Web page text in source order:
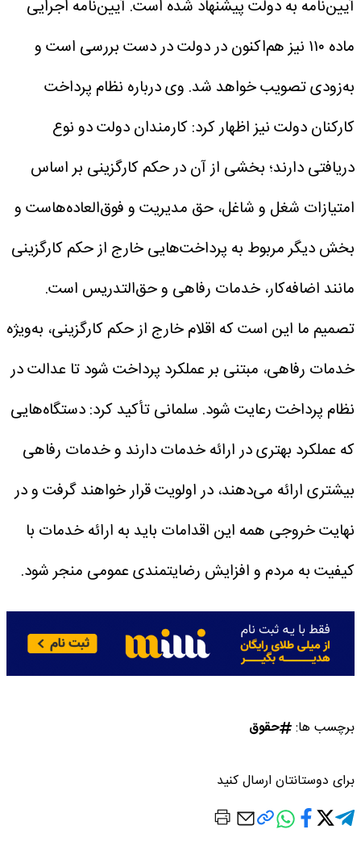
آیین‌نامه به دولت پیشنهاد شده است. آیین‌نامه اجرایی
ماده ۱۱۰ نیز هم‌اکنون در دولت در دست بررسی است و
به‌زودی تصویب خواهد شد. وی درباره نظام پرداخت
کارکنان دولت نیز اظهار کرد: کارمندان دولت دو نوع
دریافتی دارند؛ بخشی از آن در حکم کارگزینی بر اساس
امتیازات شغل و شاغل، حق مدیریت و فوق‌العاده‌هاست و
بخش دیگر مربوط به پرداخت‌هایی خارج از حکم کارگزینی
مانند اضافه‌کار، خدمات رفاهی و حق‌التدریس است.
تصمیم ما این است که اقلام خارج از حکم کارگزینی، به‌ویژه
خدمات رفاهی، مبتنی بر عملکرد پرداخت شود تا عدالت در
نظام پرداخت رعایت شود. سلمانی تأکید کرد: دستگاه‌هایی
که عملکرد بهتری در ارائه خدمات دارند و خدمات رفاهی
بیشتری ارائه می‌دهند، در اولویت قرار خواهند گرفت و در
نهایت خروجی همه این اقدامات باید به ارائه خدمات با
کیفیت به مردم و افزایش رضایتمندی عمومی منجر شود.
برچسب ها: حقوق
برای دوستانتان ارسال کنید